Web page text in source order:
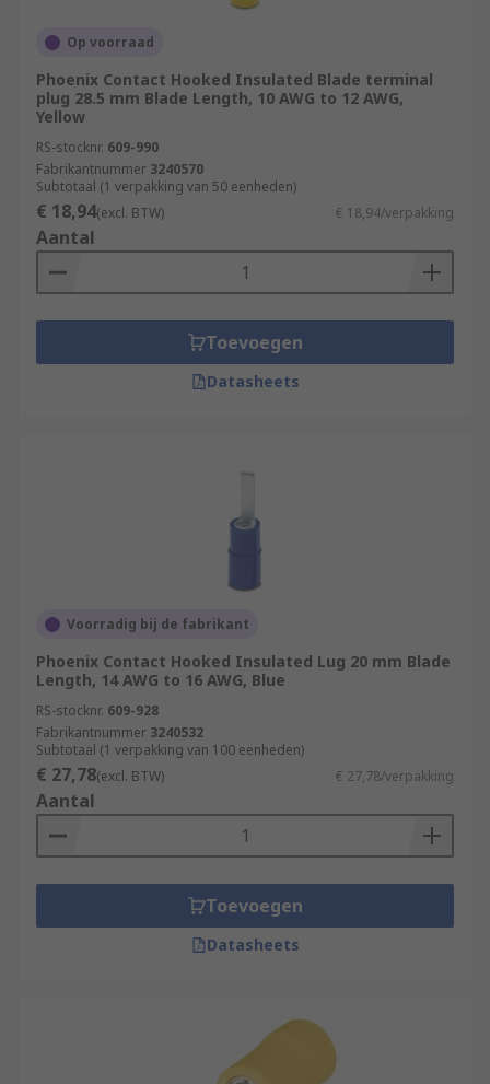
Op voorraad
Phoenix Contact Hooked Insulated Blade terminal
plug 28.5 mm Blade Length, 10 AWG to 12 AWG,
Yellow
RS-stocknr. 609-990
Fabrikantnummer 3240570
Subtotaal (1 verpakking van 50 eenheden)
€ 18,94(excl. BTW) € 18,94/verpakking
Aantal
Toevoegen
Datasheets
Voorradig bij de fabrikant
Phoenix Contact Hooked Insulated Lug 20 mm Blade
Length, 14 AWG to 16 AWG, Blue
RS-stocknr. 609-928
Fabrikantnummer 3240532
Subtotaal (1 verpakking van 100 eenheden)
€ 27,78(excl. BTW) € 27,78/verpakking
Aantal
Toevoegen
Datasheets